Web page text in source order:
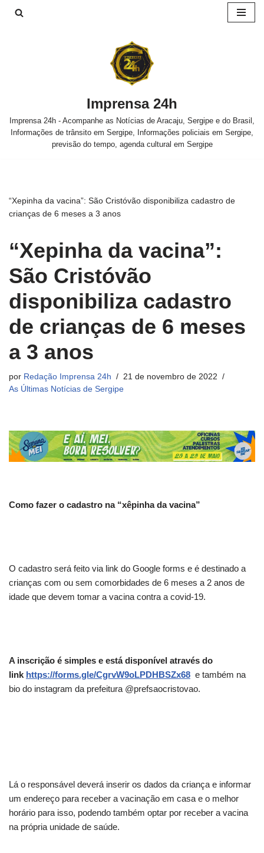
Imprensa 24h
Imprensa 24h - Acompanhe as Notícias de Aracaju, Sergipe e do Brasil,
Informações de trânsito em Sergipe, Informações policiais em Sergipe,
previsão do tempo, agenda cultural em Sergipe
“Xepinha da vacina”: São Cristóvão disponibiliza cadastro de
crianças de 6 meses a 3 anos
“Xepinha da vacina”:
São Cristóvão
disponibiliza cadastro
de crianças de 6 meses
a 3 anos
por Redação Imprensa 24h
21 de novembro de 2022
As Últimas Notícias de Sergipe
Como fazer o cadastro na “xêpinha da vacina”
O cadastro será feito via link do Google forms e é destinado a
crianças com ou sem comorbidades de 6 meses a 2 anos de
idade que devem tomar a vacina contra a covid-19.
A inscrição é simples e está disponível através do
link https://forms.gle/CgrvW9oLPDHBSZx68 e também na
bio do instagram da prefeitura @prefsaocristovao.
Lá o responsável deverá inserir os dados da criança e informar
um endereço para receber a vacinação em casa e o melhor
horário para isso, podendo também optar por receber a vacina
na própria unidade de saúde.